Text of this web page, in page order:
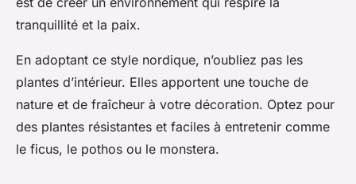
tranquillité et la paix.
En adoptant ce style nordique, n’oubliez pas les
plantes d’intérieur. Elles apportent une touche de
nature et de fraîcheur à votre décoration. Optez pour
des plantes résistantes et faciles à entretenir comme
le ficus, le pothos ou le monstera.